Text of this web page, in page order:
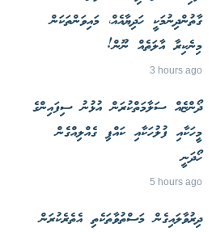
ގާތުންދިނުމަކީ ހަދިޔާއެއް، މައިވަންތަކަން
މިނެކިރާ އާލަތެއް ނޫން!
3 hours ago
ދޯންޏެއް ސަލާމަތްކުރަން އުޅުނު ސިފައިންގެ
މީހަކާއި ފުލުހަކާއި ކައްޕި ގެއްލިއްގެން
ހޯދަނީ
5 hours ago
ދިރުވާލައިގެން މަސްތުވާތަކެތި އެތެރެކުރަން